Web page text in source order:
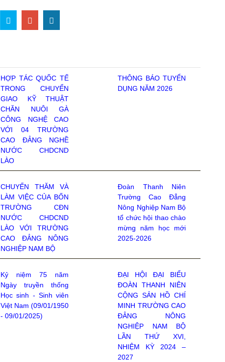
HỢP TÁC QUỐC TẾ
TRONG CHUYỂN
GIAO KỸ THUẬT
CHĂN NUÔI GÀ
CÔNG NGHỆ CAO
VỚI 04 TRƯỜNG
CAO ĐẲNG NGHỀ
NƯỚC CHDCND
LÀO
THÔNG BÁO TUYỂN
DỤNG NĂM 2026
CHUYẾN THĂM VÀ
LÀM VIỆC CỦA BỐN
TRƯỜNG CĐN
NƯỚC CHDCND
LÀO VỚI TRƯỜNG
CAO ĐẲNG NÔNG
NGHIỆP NAM BỘ
Đoàn Thanh Niên
Trường Cao Đẳng
Nông Nghiệp Nam Bộ
tổ chức hội thao chào
mừng năm học mới
2025-2026
Kỷ niệm 75 năm
Ngày truyền thống
Học sinh - Sinh viên
Việt Nam (09/01/1950
- 09/01/2025)
ĐẠI HỘI ĐẠI BIỂU
ĐOÀN THANH NIÊN
CỘNG SẢN HỒ CHÍ
MINH TRƯỜNG CAO
ĐẲNG NÔNG
NGHIỆP NAM BỘ
LẦN THỨ XVI,
NHIỆM KỲ 2024 –
2027